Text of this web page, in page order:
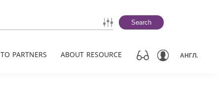
Search
TO PARTNERS ABOUT RESOURCE АНГЛ.